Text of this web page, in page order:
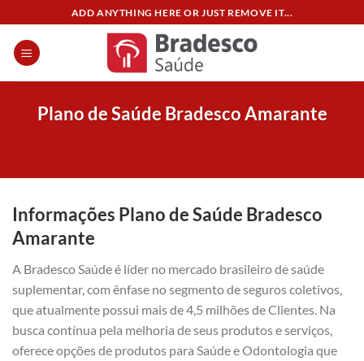
content
ADD ANYTHING HERE OR JUST REMOVE IT...
Plano de Saúde Bradesco Amarante
Informações Plano de Saúde Bradesco
Amarante
A Bradesco Saúde é líder no mercado brasileiro de saúde
suplementar, com ênfase no segmento de seguros coletivos,
que atualmente possui mais de 4,5 milhões de Clientes. Na
busca contínua pela melhoria de seus produtos e serviços,
oferece opções de produtos para Saúde e Odontologia que